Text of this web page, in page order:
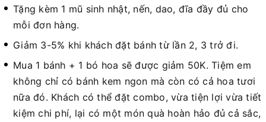
Tặng kèm 1 mũ sinh nhật, nến, dao, đĩa đầy đủ cho
mỗi đơn hàng.
Giảm 3-5% khi khách đặt bánh từ lần 2, 3 trở đi.
Mua 1 bánh + 1 bó hoa sẽ được giảm 50K. Tiệm em
không chỉ có bánh kem ngon mà còn có cả hoa tươi
nữa đó. Khách có thể đặt combo, vừa tiện lợi vừa tiết
kiệm chi phí, lại có một món quà hoàn hảo đủ cả sắc,